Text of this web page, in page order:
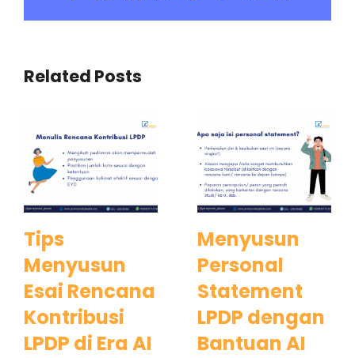
Related Posts
Tips
Menyusun
Esai Rencana
Kontribusi
LPDP di Era AI
Menyusun
Personal
Statement
LPDP dengan
Bantuan AI